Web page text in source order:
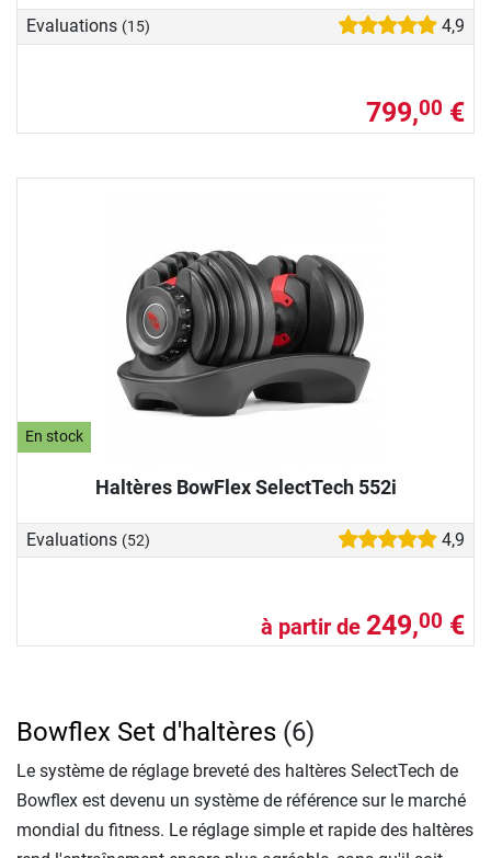
Evaluations (15) 4,9
799,00 €
En stock
Haltères BowFlex SelectTech 552i
Evaluations (52) 4,9
à partir de 249,00 €
Bowflex Set d'haltères (6)
Le système de réglage breveté des haltères SelectTech de
Bowflex est devenu un système de référence sur le marché
mondial du fitness. Le réglage simple et rapide des haltères